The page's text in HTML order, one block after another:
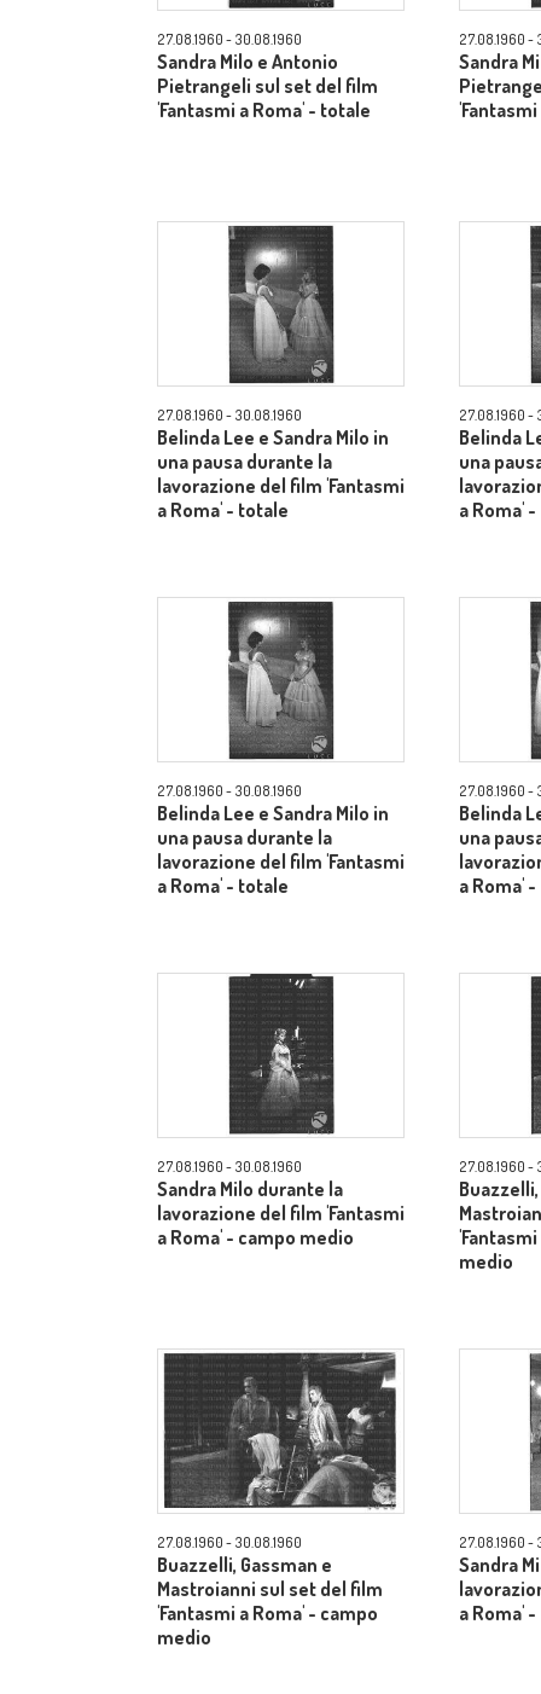
27.08.1960 - 30.08.1960
Sandra Milo e Antonio
Pietrangeli sul set del film
'Fantasmi a Roma' - totale
27.08.1960 -
Sandra
27.08.1960 - 30.08.1960
Belinda Lee e Sandra Milo in
una pausa durante la
lavorazione del film 'Fantasmi
a Roma' - totale
27.08.1960 -
Belinda
una
a Roma'
27.08.1960 - 30.08.1960
Belinda Lee e Sandra Milo in
una pausa durante la
lavorazione del film 'Fantasmi
a Roma' - totale
27.08.1960 -
Belinda
una
a Roma'
27.08.1960 - 30.08.1960
Sandra Milo durante la
lavorazione del film 'Fantasmi
a Roma' - campo medio
27.08.1960 -
medio
27.08.1960 - 30.08.1960
Buazzelli, Gassman e
Mastroianni sul set del film
'Fantasmi a Roma' - campo
medio
27.08.1960 -
Sandra
a Roma'